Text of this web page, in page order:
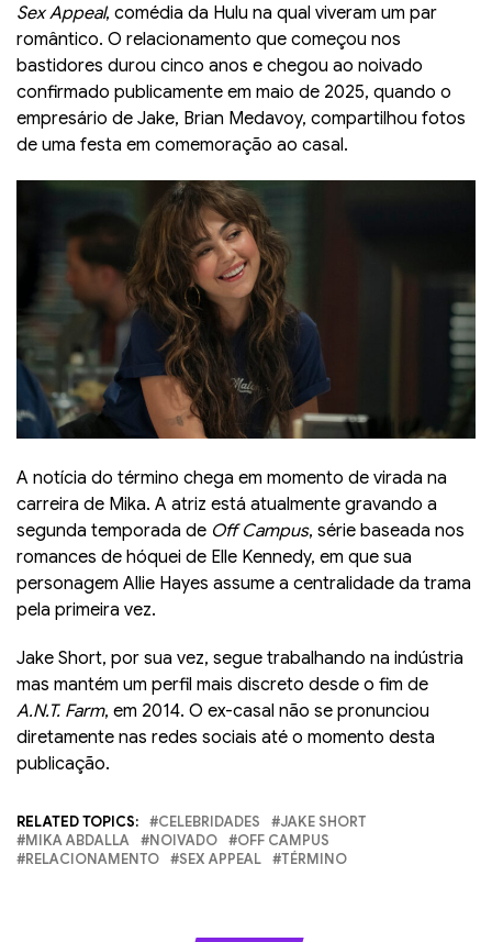
Sex Appeal, comédia da Hulu na qual viveram um par
romântico. O relacionamento que começou nos
bastidores durou cinco anos e chegou ao noivado
confirmado publicamente em maio de 2025, quando o
empresário de Jake, Brian Medavoy, compartilhou fotos
de uma festa em comemoração ao casal.
A notícia do término chega em momento de virada na
carreira de Mika. A atriz está atualmente gravando a
segunda temporada de Off Campus, série baseada nos
romances de hóquei de Elle Kennedy, em que sua
personagem Allie Hayes assume a centralidade da trama
pela primeira vez.
Jake Short, por sua vez, segue trabalhando na indústria
mas mantém um perfil mais discreto desde o fim de
A.N.T. Farm, em 2014. O ex-casal não se pronunciou
diretamente nas redes sociais até o momento desta
publicação.
RELATED TOPICS: CELEBRIDADES
JAKE SHORT
MIKA ABDALLA
NOIVADO
OFF CAMPUS
RELACIONAMENTO
SEX APPEAL TÉRMINO